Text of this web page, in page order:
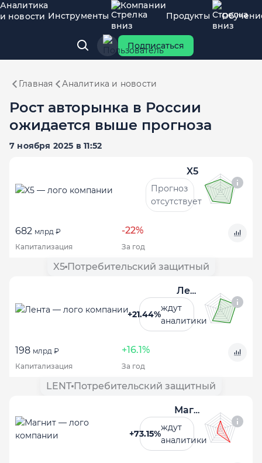
Аналитика
и новости Инструменты
Компании
Продукты
Подписаться
Главная Аналитика и новости
Рост авторынка в России
ожидается выше прогноза
7 ноября 2025 в 11:52
X5
Прогноз
отсутствует
682 млрд ₽ -22%
Капитализация За год
X5 Потребительский защитный
Лента
+21.44%
ждут
аналитики
198 млрд ₽ +16.1%
Капитализация За год
LENT Потребительский защитный
Магнит
+73.15%
ждут
аналитики